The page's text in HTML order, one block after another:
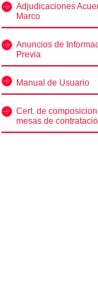
Adjudicaciones
Marco
Anuncios de
Previa
Manual de Usuario
Cert. de
mesas de